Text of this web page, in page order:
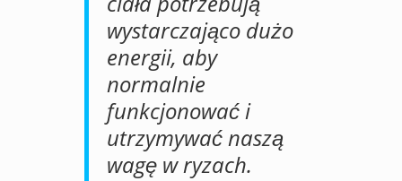
wystarczająco dużo
energii, aby
normalnie
funkcjonować i
utrzymywać naszą
wagę w ryzach.